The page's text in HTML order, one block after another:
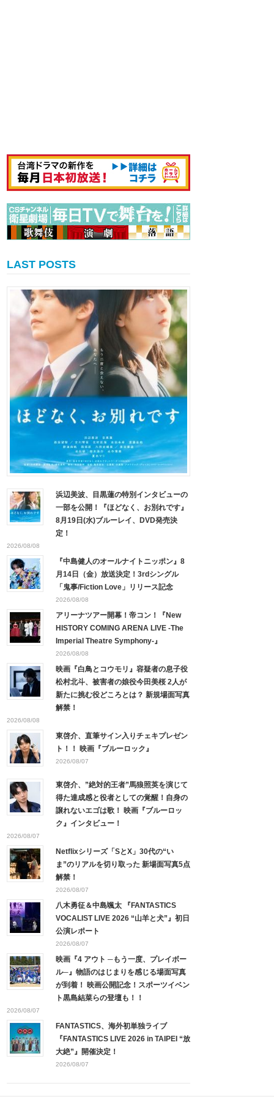
LAST POSTS
浜辺美波、目黒蓮の特別インタビューの
一部を公開！『ほどなく、お別れです』
8月19日(水)ブルーレイ、DVD発売決
定！
2026/08/08
『中島健人のオールナイトニッポン』8
月14日（金）放送決定！3rdシングル
「鬼事/Fiction Love」リリース記念
2026/08/08
アリーナツアー開幕！帝コン！『New
HISTORY COMING ARENA LIVE -The
Imperial Theatre Symphony-』
2026/08/08
映画『白鳥とコウモリ』容疑者の息子役
松村北斗、被害者の娘役今田美桜 2人が
新たに挑む役どころとは？ 新規場面写真
解禁！
2026/08/08
東啓介、直筆サイン入りチェキプレゼン
ト！！ 映画『ブルーロック』
2026/08/07
東啓介、”絶対的王者”馬狼照英を演じて
得た達成感と役者としての覚醒！自身の
譲れないエゴは歌！ 映画『ブルーロッ
ク』インタビュー！
2026/08/07
Netflixシリーズ「SとX」30代の“い
ま”のリアルを切り取った 新場面写真5点
解禁！
2026/08/07
八木勇征＆中島颯太 『FANTASTICS
VOCALIST LIVE 2026 “山羊と犬”』初日
公演レポート
2026/08/07
映画『4 アウト ─もう一度、プレイボー
ル─』物語のはじまりを感じる場面写真
が到着！ 映画公開記念！スポーツイベン
ト黒島結菜らの登壇も！！
2026/08/07
FANTASTICS、海外初単独ライブ
『FANTASTICS LIVE 2026 in TAIPEI “放
大絶”』開催決定！
2026/08/07